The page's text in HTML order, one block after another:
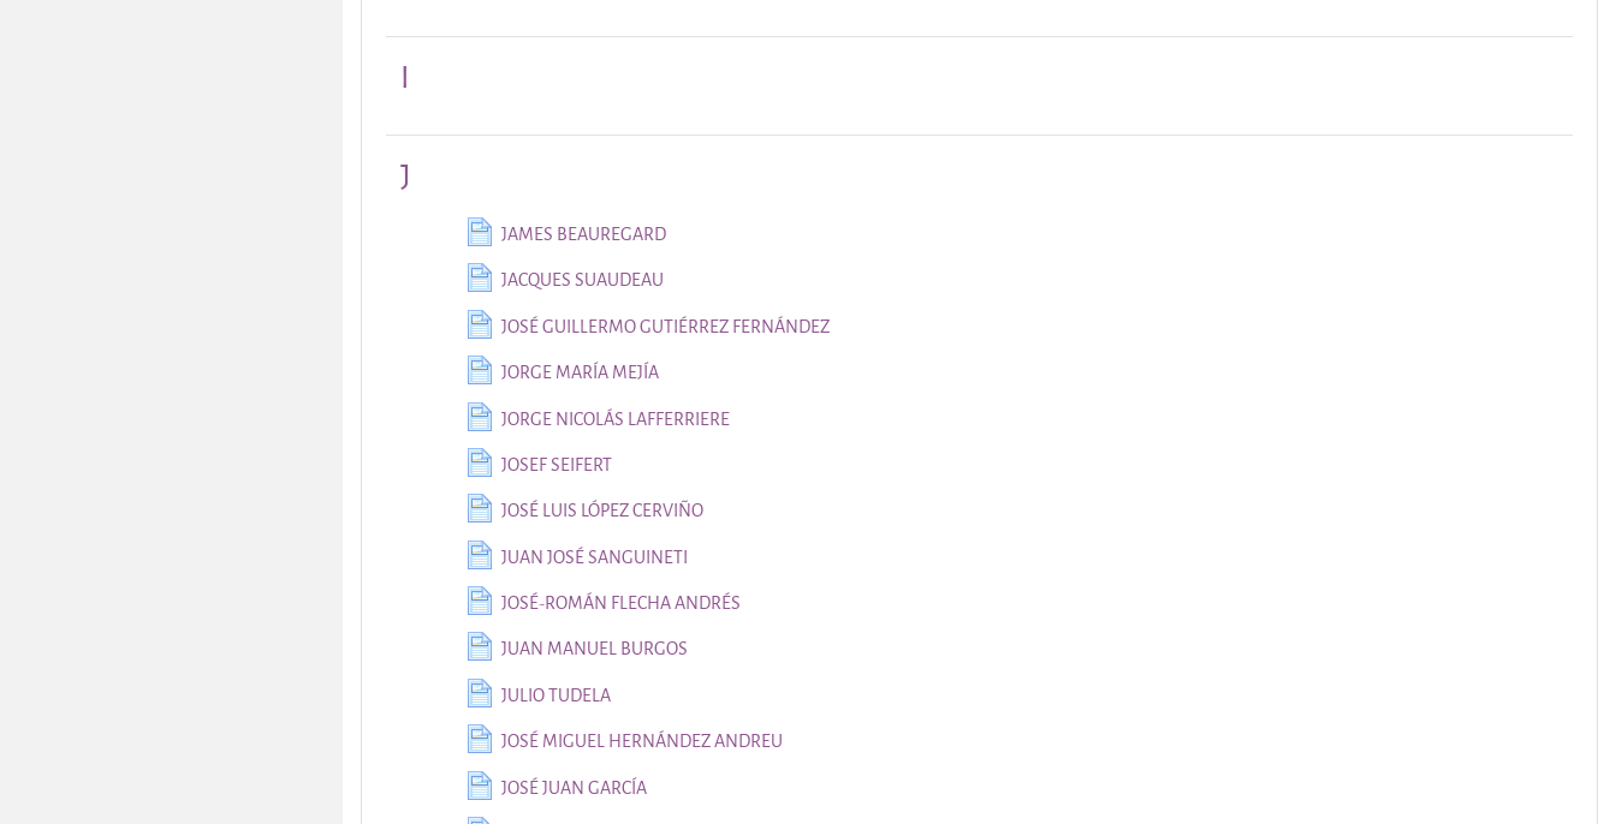
I
J
JAMES BEAUREGARDPágina
JACQUES SUAUDEAU
JOSÉ GUILLERMO GUTIÉRREZ FERNÁNDEZPágina
JORGE MARÍA MEJÍA
JORGE NICOLÁS LAFFERRIEREPágina
JOSEF SEIFERTPágina
JOSÉ LUIS LÓPEZ CERVIÑOPágina
JUAN JOSÉ SANGUINETI
JOSÉ-ROMÁN FLECHA ANDRÉS
JUAN MANUEL BURGOS
JULIO TUDELA
JOSÉ MIGUEL HERNÁNDEZ ANDREU
JOSÉ JUAN GARCÍA